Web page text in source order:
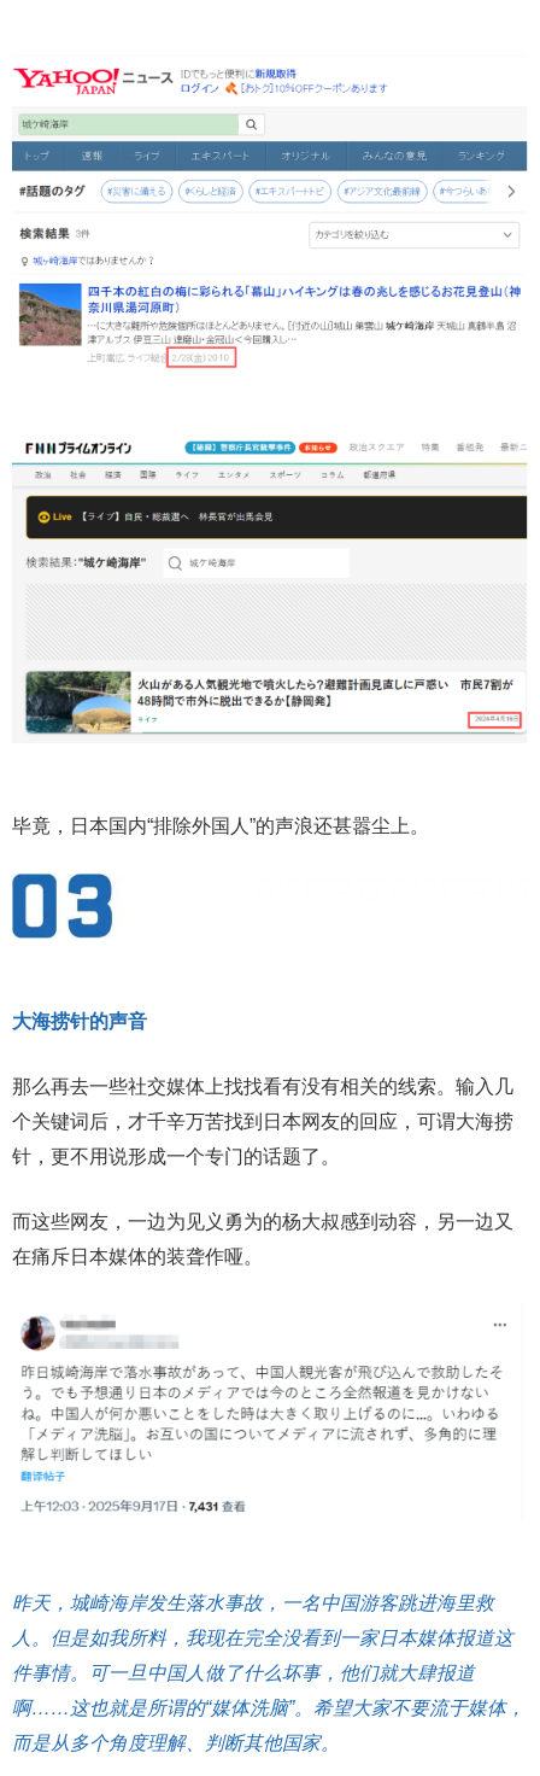
毕竟，日本国内“排除外国人”的声浪还甚嚣尘上。
大海捞针的声音
那么再去一些社交媒体上找找看有没有相关的线索。输入几
个关键词后，才千辛万苦找到日本网友的回应，可谓大海捞
针，更不用说形成一个专门的话题了。
而这些网友，一边为见义勇为的杨大叔感到动容，另一边又
在痛斥日本媒体的装聋作哑。
昨天，城崎海岸发生落水事故，一名中国游客跳进海里救
人。但是如我所料，我现在完全没看到一家日本媒体报道这
件事情。可一旦中国人做了什么坏事，他们就大肆报道
啊……这也就是所谓的“媒体洗脑”。希望大家不要流于媒体，
而是从多个角度理解、判断其他国家。